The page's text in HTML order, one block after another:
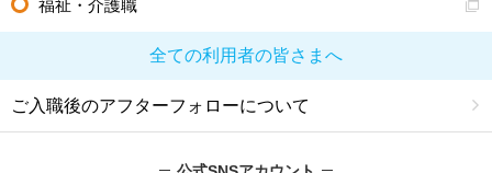
福祉・介護職
全ての利用者の皆さまへ
ご入職後のアフターフォローについて